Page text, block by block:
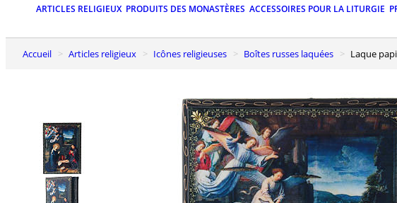
ARTICLES RELIGIEUX PRODUITS DES MONASTÈRES ACCESSOIRES POUR LA LITURGIE
Accueil Articles religieux Icônes religieuses Boîtes russes laquées Laque